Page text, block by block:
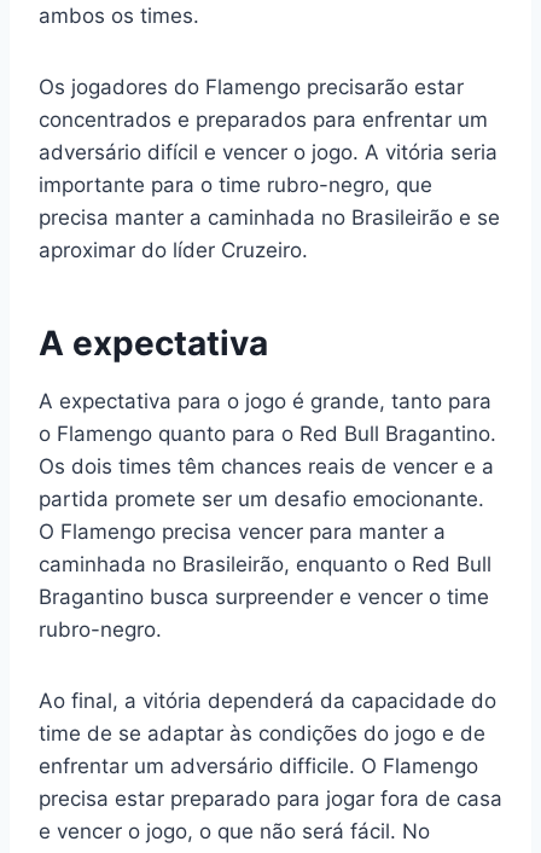
ambos os times.
Os jogadores do Flamengo precisarão estar
concentrados e preparados para enfrentar um
adversário difícil e vencer o jogo. A vitória seria
importante para o time rubro-negro, que
precisa manter a caminhada no Brasileirão e se
aproximar do líder Cruzeiro.
A expectativa
A expectativa para o jogo é grande, tanto para
o Flamengo quanto para o Red Bull Bragantino.
Os dois times têm chances reais de vencer e a
partida promete ser um desafio emocionante.
O Flamengo precisa vencer para manter a
caminhada no Brasileirão, enquanto o Red Bull
Bragantino busca surpreender e vencer o time
rubro-negro.
Ao final, a vitória dependerá da capacidade do
time de se adaptar às condições do jogo e de
enfrentar um adversário difficile. O Flamengo
precisa estar preparado para jogar fora de casa
e vencer o jogo, o que não será fácil. No